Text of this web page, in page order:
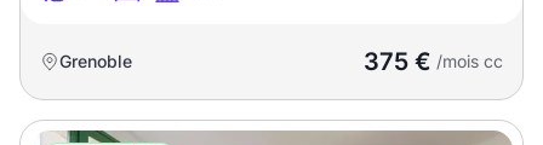
Grenoble 375 € /mois cc